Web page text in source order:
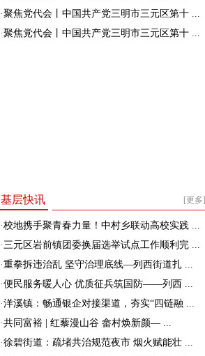
·聚焦党代会丨中国共产党三明市三元区第十 ...
·聚焦党代会丨中国共产党三明市三元区第十 ...
[更多]
基层快讯
·校地携手聚青春力量！中村乡联动高校实践 ...
·三元区岩前镇团委换届选举试点工作顺利完 ...
·重拳拆违治乱 坚守治理底线—列西街道扎 ...
·便民服务暖人心 优质征兵筑国防——列西 ...
·洋溪镇：畅通银企对接渠道，夯实“四链融 ...
·共同富裕 | 红藜漫山谷 畲村焕新颜— ...
·徐碧街道：疏堵共治规范夜市 烟火赋能壮 ...